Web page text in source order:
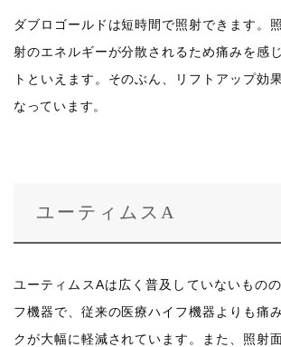
ダブロゴールドは短時間で照射できます。
射のエネルギーが分散されるため痛みを感
トといえます。そのぶん、リフトアップ効
なっています。
ユーティムスA
ユーティムスAは広く普及していないもの
フ機器で、従来の医療ハイフ機器よりも痛
クが大幅に軽減されています。また、照射